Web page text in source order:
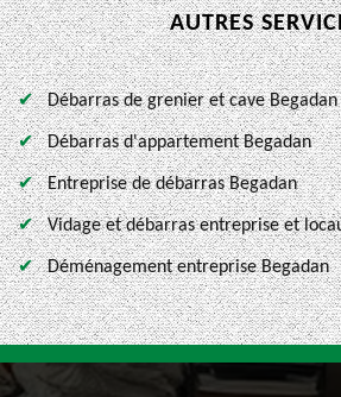
AUTRES
Débarras de grenier et cave Begadan
Débarras d'appartement Begadan
Entreprise de débarras Begadan
Vidage et débarras entreprise et
Déménagement entreprise Begadan